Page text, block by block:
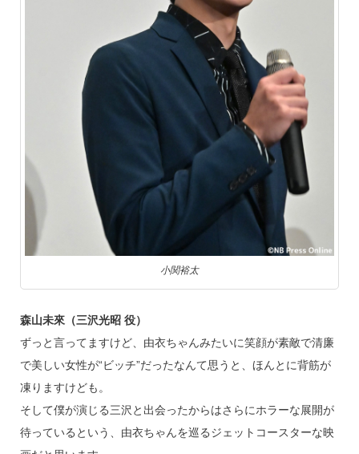
小関裕太
森山未來（三沢光昭 役）
ずっと言ってますけど、由衣ちゃんみたいに笑顔が素敵で清廉
で美しい女性が“ビッチ”だったなんて思うと、ほんとに背筋が
凍りますけども。
そして僕が演じる三沢と出会ったからはさらにホラーな展開が
待っているという、由衣ちゃんを巡るジェットコースターな映